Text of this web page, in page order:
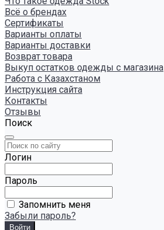
Всё о брендах
Сертификаты
Варианты оплаты
Варианты доставки
Возврат товара
Выкуп остатков одежды с магазина
Работа с Казахстаном
Инструкция сайта
Контакты
Отзывы
Поиск
Логин
Пароль
Запомнить меня
Забыли пароль?